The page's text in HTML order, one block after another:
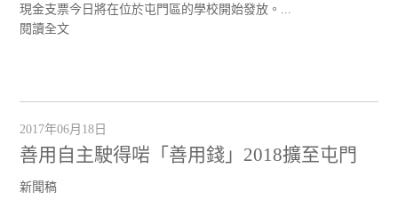
現金支票今日將在位於屯門區的學校開始發放。...
閱讀全文
2017年06月18日
善用自主駛得啱「善用錢」2018擴至屯門
新聞稿